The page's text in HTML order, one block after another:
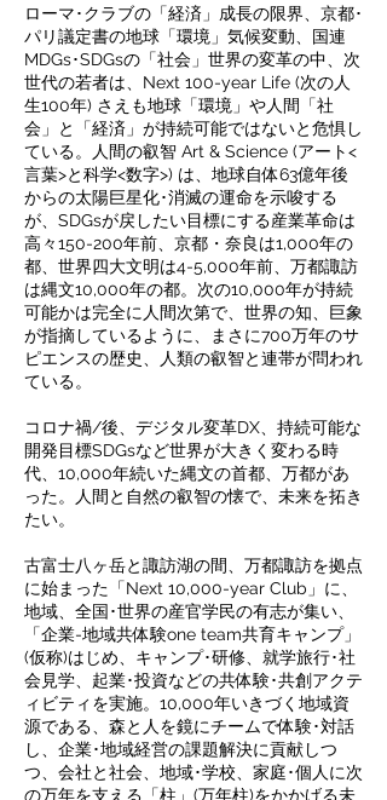
ローマ･クラブの「経済」成長の限界、京都･
パリ議定書の地球「環境」気候変動、国連
MDGs･SDGsの「社会」世界の変革の中、次
世代の若者は、Next 100-year Life (次の人
生100年) さえも地球「環境」や人間「社
会」と「経済」が持続可能ではないと危惧し
ている。人間の叡智 Art & Science (アート<
言葉>と科学<数字>) は、地球自体63億年後
からの太陽巨星化･消滅の運命を示唆する
が、SDGsが戻したい目標にする産業革命は
高々150-200年前、京都・奈良は1,000年の
都、世界四大文明は4-5,000年前、万都諏訪
は縄文10,000年の都。次の10,000年が持続
可能かは完全に人間次第で、世界の知、巨象
が指摘しているように、まさに700万年のサ
ピエンスの歴史、人類の叡智と連帯が問われ
ている。
コロナ禍/後、デジタル変革DX、持続可能な
開発目標SDGsなど世界が大きく変わる時
代、10,000年続いた縄文の首都、万都があ
った。人間と自然の叡智の懐で、未来を拓き
たい。
​古富士八ヶ岳と諏訪湖の間、万都諏訪を拠点
に始まった「Next 10,000-year Club」に、
地域、全国･世界の産官学民の有志が集い、
「企業-地域共体験one team共育キャンプ」
(仮称)はじめ、キャンプ･研修、就学旅行･社
会見学、起業･投資などの共体験･共創アクテ
ィビティを実施。10,000年いきづく地域資
源である、森と人を鏡にチームで体験･対話
し、企業･地域経営の課題解決に貢献しつ
つ、会社と社会、地域･学校、家庭･個人に次
の万年を支える「柱」(万年柱)をかかげる未